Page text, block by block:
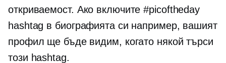
откриваемост. Ако включите #picoftheday
hashtag в биографията си например, вашият
профил ще бъде видим, когато някой търси
този hashtag.